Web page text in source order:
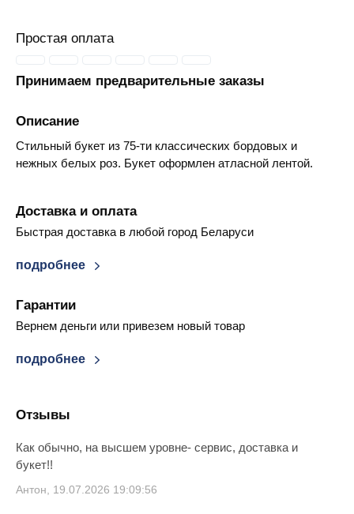
Простая оплата
Принимаем предварительные заказы
Описание
Стильный букет из 75-ти классических бордовых и
нежных белых роз. Букет оформлен атласной лентой.
Доставка и оплата
Быстрая доставка в любой город Беларуси
подробнее
Гарантии
Вернем деньги или привезем новый товар
подробнее
Отзывы
Как обычно, на высшем уровне- сервис, доставка и
букет!!
Антон, 19.07.2026 19:09:56